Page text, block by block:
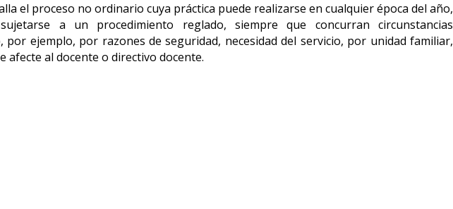
el proceso no ordinario cuya práctica puede realizarse en cualquier época del año,
a un procedimiento reglado, siempre que concurran circunstancias
por ejemplo, por razones de seguridad, necesidad del servicio, por unidad familiar,
afecte al docente o directivo docente.